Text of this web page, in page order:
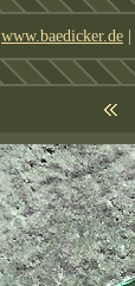
www.baedicker.de |